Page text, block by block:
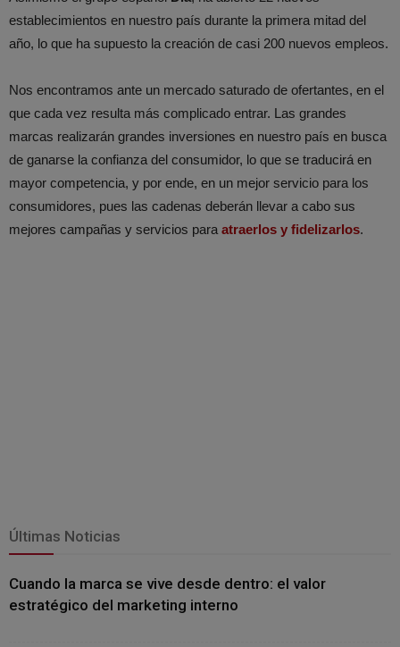
establecimientos en nuestro país durante la primera mitad del
año, lo que ha supuesto la creación de casi 200 nuevos empleos.
Nos encontramos ante un mercado saturado de ofertantes, en el
que cada vez resulta más complicado entrar. Las grandes
marcas realizarán grandes inversiones en nuestro país en busca
de ganarse la confianza del consumidor, lo que se traducirá en
mayor competencia, y por ende, en un mejor servicio para los
consumidores, pues las cadenas deberán llevar a cabo sus
mejores campañas y servicios para atraerlos y fidelizarlos.
Últimas Noticias
Cuando la marca se vive desde dentro: el valor
estratégico del marketing interno